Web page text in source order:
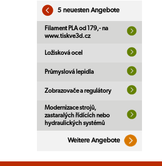
5 neuesten Angebote
Filament PLA od 179,- na
www.tiskve3d.cz
Ložisková ocel
Průmyslová lepidla
Zobrazovače a regulátory
Modernizace strojů,
zastaralých řídících nebo
hydraulických systémů
Weitere Angebote